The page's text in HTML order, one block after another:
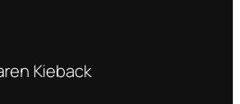
Kieback